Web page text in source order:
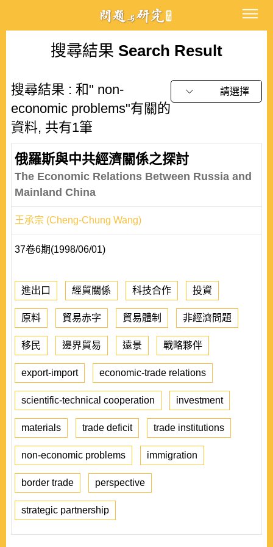
搜尋結果 Search Result
搜尋結果 : 和" non-
economic problems"有關的
資料, 共有1筆
請選擇
俄羅斯與中共經濟關係之探討
The Economic Relations Between Russia and
Mainland China
王承宗 (Cheng-Chung Wang)
37卷6期(1998/06/01)
進出口 經貿關係 科技合作 投資
原料 貿易赤字 貿易體制 非經濟問題
移民 邊界貿易 遠景 戰略夥伴
export-import economic-trade relations
scientific-technical cooperation investment
materials trade deficit trade institutions
non-economic problems immigration
border trade perspective
strategic partnership